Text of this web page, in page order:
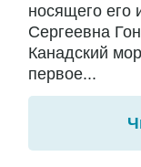
носящего его
Сергеевна
Канадский
первое...